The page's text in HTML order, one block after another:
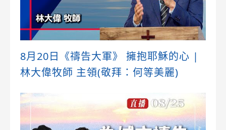
8月20日《禱告大軍》 擁抱耶穌的心 |
林大偉牧師 主領(敬拜：何等美麗)